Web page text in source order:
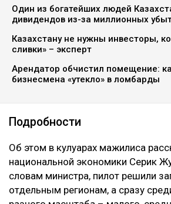
Один из богатейших людей
дивидендов из-за миллионных
Казахстану не нужны инвесторы,
сливки» – эксперт
Арендатор обчистил помещение:
бизнесмена «утекло» в ломбарды
Подробности
Об этом в кулуарах мажилиса
национальной экономики Серик
словам министра, пилот решили
отдельным регионам, а сразу